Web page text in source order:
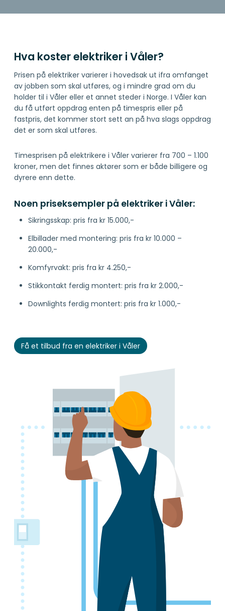
Hva koster elektriker i Våler?
Prisen på elektriker varierer i hovedsak ut ifra omfanget
av jobben som skal utføres, og i mindre grad om du
holder til i Våler eller et annet steder i Norge. I Våler kan
du få utført oppdrag enten på timespris eller på
fastpris, det kommer stort sett an på hva slags oppdrag
det er som skal utføres.
Timesprisen på elektrikere i Våler varierer fra 700 – 1.100
kroner, men det finnes aktører som er både billigere og
dyrere enn dette.
Noen priseksempler på elektriker i Våler:
Sikringsskap: pris fra kr 15.000,-
Elbillader med montering: pris fra kr 10.000 –
20.000,-
Komfyrvakt: pris fra kr 4.250,-
Stikkontakt ferdig montert: pris fra kr 2.000,-
Downlights ferdig montert: pris fra kr 1.000,-
Få et tilbud fra en elektriker i Våler